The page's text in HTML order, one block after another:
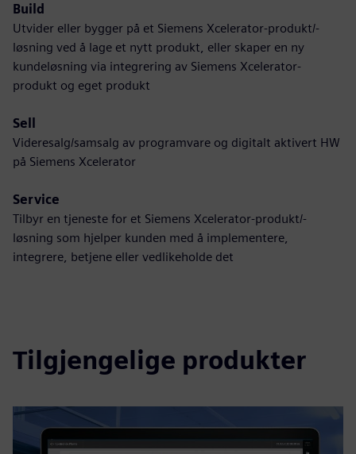
Build
Utvider eller bygger på et Siemens Xcelerator-produkt/-
løsning ved å lage et nytt produkt, eller skaper en ny
kundeløsning via integrering av Siemens Xcelerator-
produkt og eget produkt
Sell
Videresalg/samsalg av programvare og digitalt aktivert HW
på Siemens Xcelerator
Service
Tilbyr en tjeneste for et Siemens Xcelerator-produkt/-
løsning som hjelper kunden med å implementere,
integrere, betjene eller vedlikeholde det
Tilgjengelige produkter